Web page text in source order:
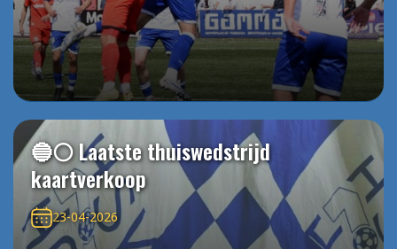
🔵⚪️ Laatste thuiswedstrijd
kaartverkoop
23-04-2026